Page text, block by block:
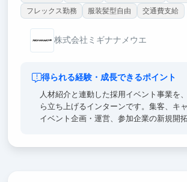
フレックス勤務
服装髪型自由 交通費支給
株式会社ミギナナメウエ
得られる経験・成長できるポイント
人材紹介と連動した採用イベント事業を
ら立ち上げるインターンです。集客、キ
イベント企画・運営、参加企業の新規開